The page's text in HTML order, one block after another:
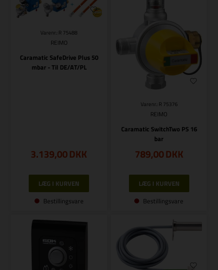
Varenr.: R 75488
REIMO
Caramatic SafeDrive Plus 50
mbar - Til DE/AT/PL
3.139,00DKK
Bestillingsvare
Varenr.: R 75376
REIMO
Caramatic SwitchTwo PS 16
bar
789,00DKK
Bestillingsvare